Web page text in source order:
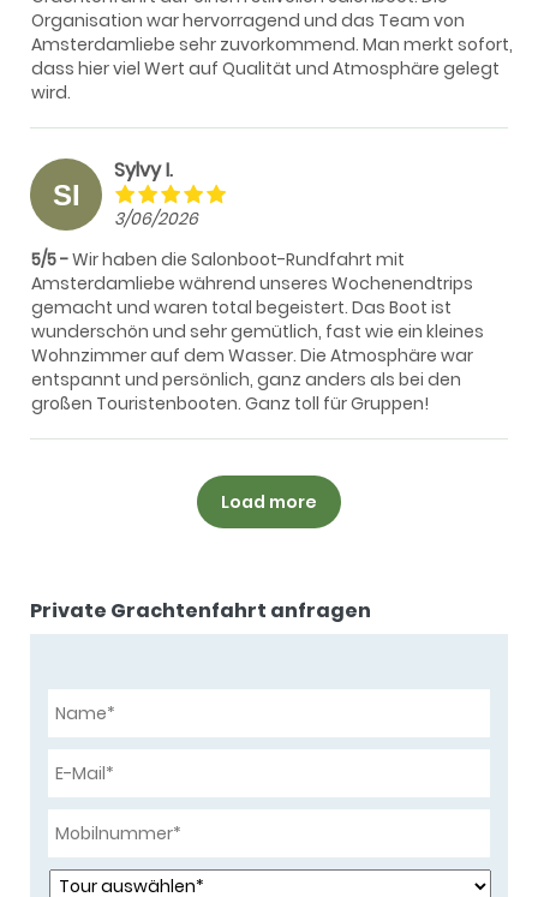
Organisation war hervorragend und das Team von
Amsterdamliebe sehr zuvorkommend. Man merkt sofort,
dass hier viel Wert auf Qualität und Atmosphäre gelegt
wird.
Sylvy I.
3/06/2026
5/5
Wir haben die Salonboot-Rundfahrt mit
Amsterdamliebe während unseres Wochenendtrips
gemacht und waren total begeistert. Das Boot ist
wunderschön und sehr gemütlich, fast wie ein kleines
Wohnzimmer auf dem Wasser. Die Atmosphäre war
entspannt und persönlich, ganz anders als bei den
großen Touristenbooten. Ganz toll für Gruppen!
Load more
Private Grachtenfahrt anfragen